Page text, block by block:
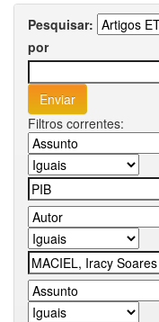
Pesquisar:
por
Filtros correntes: